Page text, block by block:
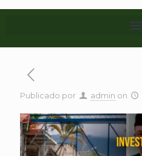
Publicado por admin on